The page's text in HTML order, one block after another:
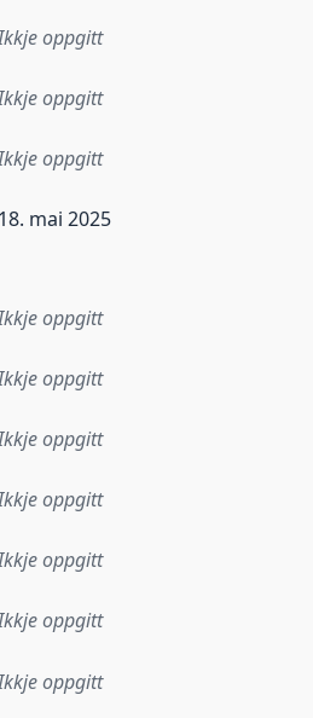
oppgitt
oppgitt
oppgitt
i dette datasettet først blei
18. mai 2025
oppgitt
oppgitt
oppgitt
oppgitt
oppgitt
oppgitt
oppgitt